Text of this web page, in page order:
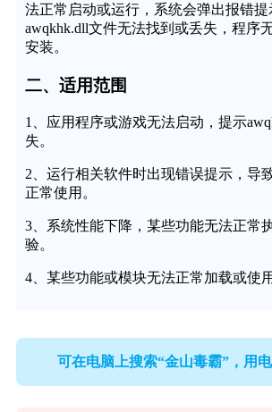
法正常启动或运行，系统会弹出报错
awqkhk.dll文件无法找到或丢失，程序
安装。
二、适用范围
1、应用程序或游戏无法启动，提示
失。
2、运行相关软件时出现错误提示，导
正常使用。
3、系统性能下降，某些功能无法正常
验。
4、某些功能或模块无法正常加载或使用
可在电脑上搜索“金山毒霸”，用